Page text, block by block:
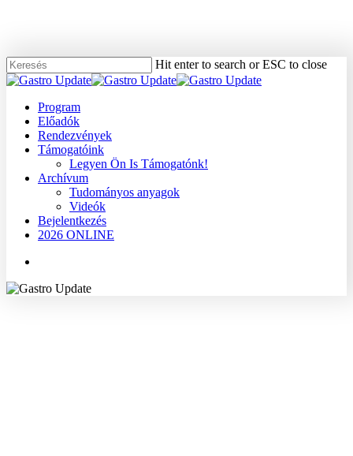
content
Hit enter to search or ESC to close
Close
Menu
Program
Előadók
Rendezvények
Támogatóink
Legyen Ön Is Támogatónk!
Archívum
Tudományos anyagok
Videók
Bejelentkezés
2026 ONLINE